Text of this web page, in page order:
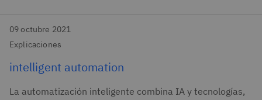
09 octubre 2021
Explicaciones
intelligent automation
La automatización inteligente combina IA y tecnologías,